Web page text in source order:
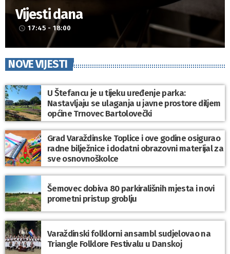
Vijesti dana
access_time 17:45 - 18:00
NOVE VIJESTI
U Štefancu je u tijeku uređenje parka:
Nastavljaju se ulaganja u javne prostore diljem
općine Trnovec Bartolovečki
Grad Varaždinske Toplice i ove godine osigurao
radne bilježnice i dodatni obrazovni materijal za
sve osnovnoškolce
Šemovec dobiva 80 parkirališnih mjesta i novi
prometni pristup groblju
Varaždinski folklorni ansambl sudjelovao na
Triangle Folklore Festivalu u Danskoj